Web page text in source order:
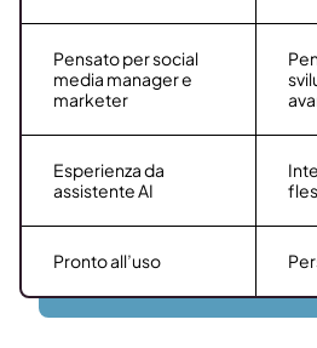
Pensato per social
media manager e
marketer
Esperienza da
assistente AI
Pronto all’uso